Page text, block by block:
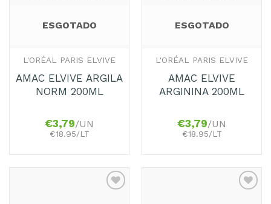
ESGOTADO
L'ORÉAL PARIS ELVIVE
AMAC ELVIVE ARGILA
NORM 200ML
€3,79/UN
€18.95/LT
ESGOTADO
L'ORÉAL PARIS ELVIVE
AMAC ELVIVE
ARGININA 200ML
€3,79/UN
€18.95/LT